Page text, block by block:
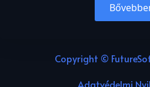
Copyright ©
Adatvédelmi